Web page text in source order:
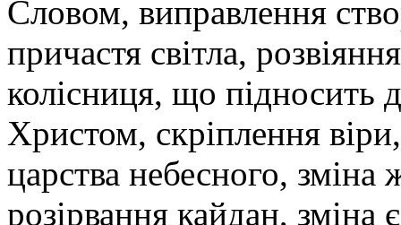
Словом, виправлення
причастя світла,
колісниця, що підносить
Христом, скріплення
царства небесного,
розірвання кайдан,